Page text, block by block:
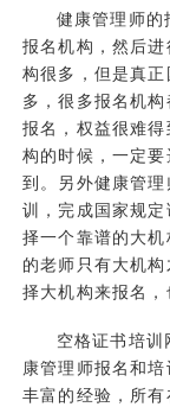
健康管理师的
报名机构，然后
构很多，但是真
多，很多报名机
报名，权益很难
构的时候，一定
到。另外健康管
训，完成国家规
择一个靠谱的大
的老师只有大机
择大机构来报名，
空格证书培训
康管理师报名和
丰富的经验，所